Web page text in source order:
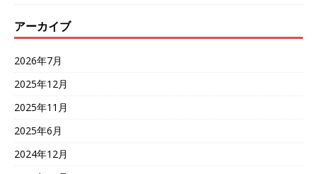
アーカイブ
2026年7月
2025年12月
2025年11月
2025年6月
2024年12月